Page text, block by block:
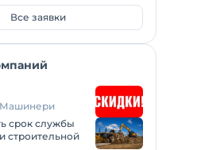
Все заявки
Машинери
срок службы
строительной